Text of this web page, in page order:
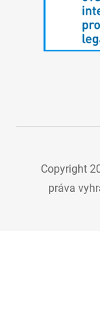
Copyright
práva